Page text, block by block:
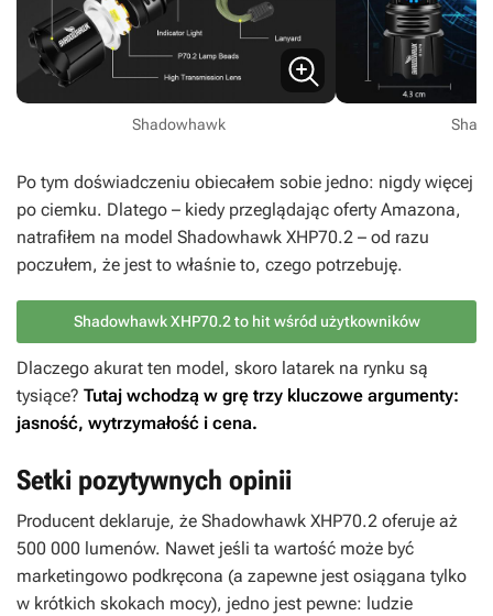
Shadowhawk
Po tym doświadczeniu obiecałem sobie jedno: nigdy więcej
po ciemku. Dlatego – kiedy przeglądając oferty Amazona,
natrafiłem na model Shadowhawk XHP70.2 – od razu
poczułem, że jest to właśnie to, czego potrzebuję.
Shadowhawk XHP70.2 to hit wśród użytkowników
Dlaczego akurat ten model, skoro latarek na rynku są
tysiące? Tutaj wchodzą w grę trzy kluczowe argumenty:
jasność, wytrzymałość i cena.
Setki pozytywnych opinii
Producent deklaruje, że Shadowhawk XHP70.2 oferuje aż
500 000 lumenów. Nawet jeśli ta wartość może być
marketingowo podkręcona (a zapewne jest osiągana tylko
w krótkich skokach mocy), jedno jest pewne: ludzie